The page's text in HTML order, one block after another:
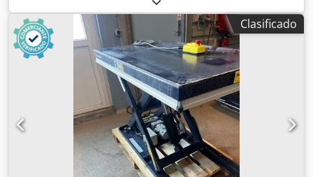
montado sobre células de pesaje con báscula, 3Ph Codeulz
Epopfx Aggjrf
Clasificado